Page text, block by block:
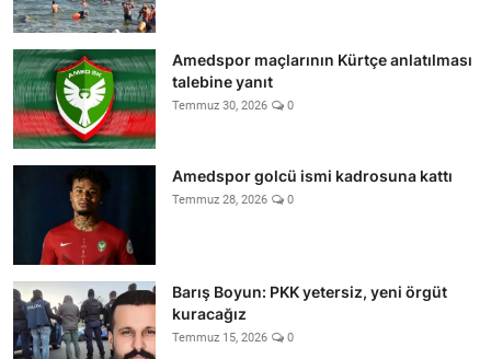
Amedspor maçlarının Kürtçe anlatılması
talebine yanıt
Temmuz 30, 2026 0
Amedspor golcü ismi kadrosuna kattı
Temmuz 28, 2026 0
Barış Boyun: PKK yetersiz, yeni örgüt
kuracağız
Temmuz 15, 2026 0